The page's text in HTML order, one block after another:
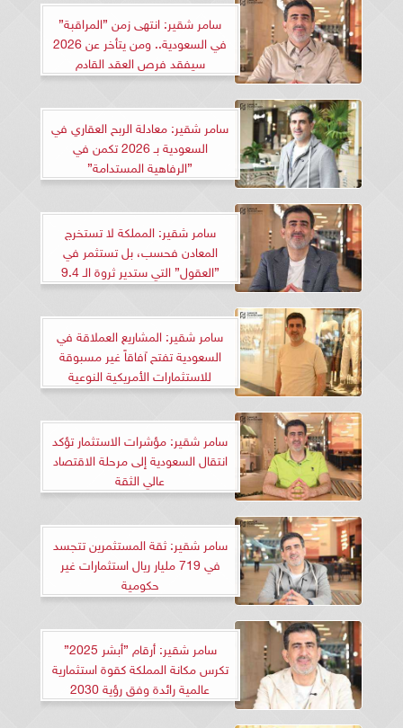
سامر شقير: انتهى زمن ”المراقبة”
في السعودية.. ومن يتأخر عن 2026
سيفقد فرص العقد القادم
سامر شقير: معادلة الربح العقاري في
السعودية بـ 2026 تكمن في
”الرفاهية المستدامة”
سامر شقير: المملكة لا تستخرج
المعادن فحسب، بل تستثمر في
”العقول” التي ستدير ثروة الـ 9.4
تريليونات ريال
سامر شقير: المشاريع العملاقة في
السعودية تفتح آفاقاً غير مسبوقة
للاستثمارات الأمريكية النوعية
سامر شقير: مؤشرات الاستثمار تؤكد
انتقال السعودية إلى مرحلة الاقتصاد
عالي الثقة
سامر شقير: ثقة المستثمرين تتجسد
في 719 مليار ريال استثمارات غير
حكومية
سامر شقير: أرقام ”أبشر 2025”
تكرس مكانة المملكة كقوة استثمارية
عالمية رائدة وفق رؤية 2030